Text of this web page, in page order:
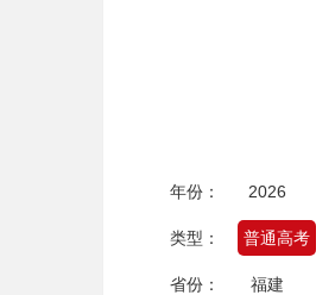
年份： 2026
类型： 普通高考
省份： 福建